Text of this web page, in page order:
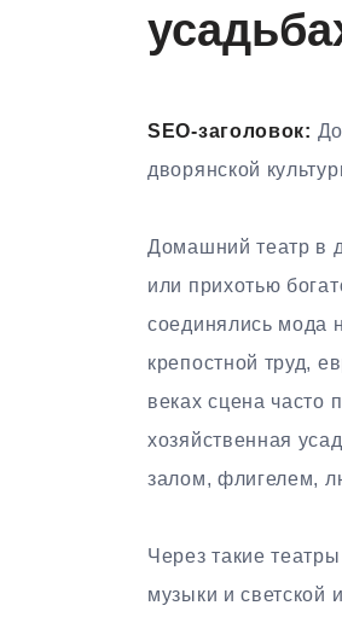
SEO-заголовок:
дворянской
Домашний театр в
или прихотью
соединялись мода
крепостной труд,
веках сцена часто
хозяйственная
залом, флигелем,
Через такие
музыки и светской